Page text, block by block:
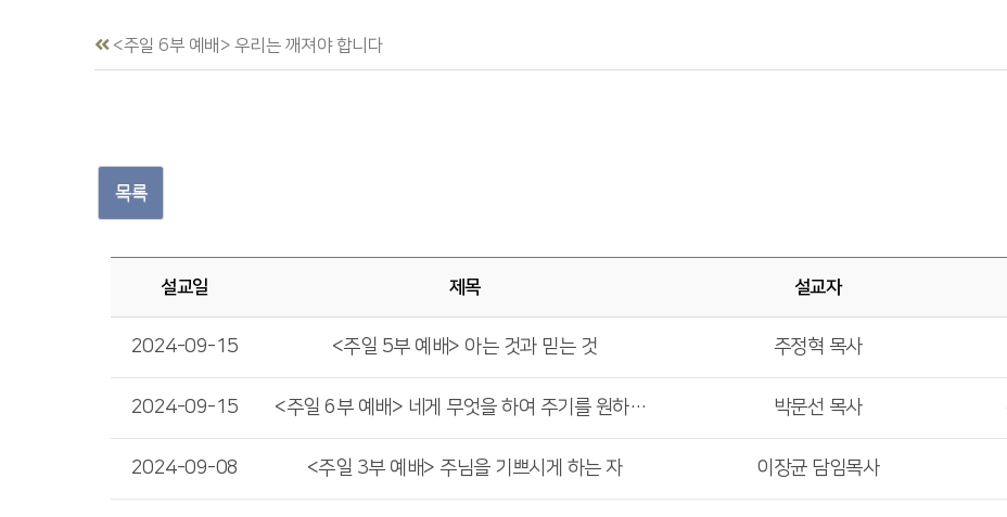
<주일 6부 예배> 우리는 깨져야 합니다
목록
설교일 제목 설교자
2024-09-15 <주일 5부 예배> 아는 것과 믿는 것 주정혁 목사
2024-09-15 <주일 6부 예배> 네게 무엇을 하여 주기를 원하느냐 박문선 목사
2024-09-08 <주일 3부 예배> 주님을 기쁘시게 하는 자 이장균 담임목사